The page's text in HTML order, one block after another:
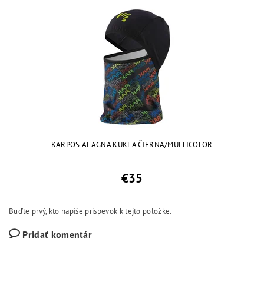
KARPOS ALAGNA KUKLA ČIERNA/MULTICOLOR
€35
Buďte prvý, kto napíše príspevok k tejto položke.
Pridať komentár